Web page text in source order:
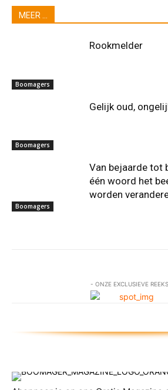
MEER ...
Boomagers
Rookmelder
Boomagers
Gelijk oud,
Boomagers
Van bejaarde tot
één woord het
worden
- ONZE EXCLUSIEVE